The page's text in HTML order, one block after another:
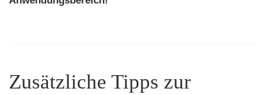
Zusätzliche Tipps zur